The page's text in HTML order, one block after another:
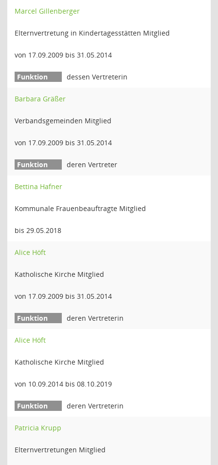
Marcel Gillenberger
Elternvertretung in Kindertagesstätten Mitglied
von 17.09.2009 bis 31.05.2014
dessen Vertreterin
Barbara Gräßer
Verbandsgemeinden Mitglied
von 17.09.2009 bis 31.05.2014
deren Vertreter
Bettina Hafner
Kommunale Frauenbeauftragte Mitglied
bis 29.05.2018
Alice Höft
Katholische Kirche Mitglied
von 17.09.2009 bis 31.05.2014
deren Vertreterin
Alice Höft
Katholische Kirche Mitglied
von 10.09.2014 bis 08.10.2019
deren Vertreterin
Patricia Krupp
Elternvertretungen Mitglied